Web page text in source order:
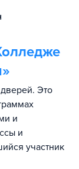
Это
и
и
участник